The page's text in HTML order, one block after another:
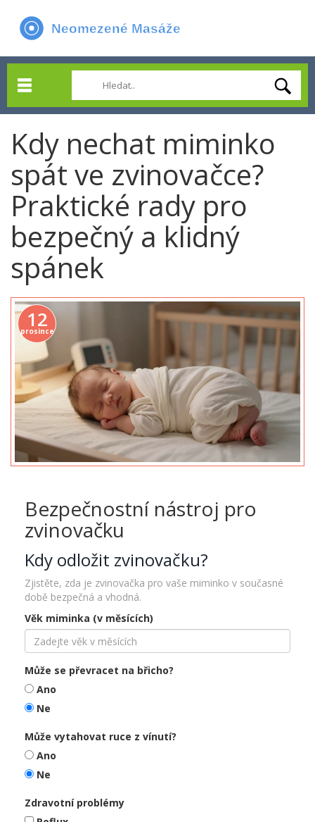
Kdy nechat miminko
spát ve zvinovačce?
Praktické rady pro
bezpečný a klidný
spánek
12
prosince
Bezpečnostní nástroj pro
zvinovačku
Kdy odložit zvinovačku?
Zjistěte, zda je zvinovačka pro vaše miminko v současné
době bezpečná a vhodná.
Věk miminka (v měsících)
Může se převracet na břicho?
Ano
Ne
Může vytahovat ruce z vínutí?
Ano
Ne
Zdravotní problémy